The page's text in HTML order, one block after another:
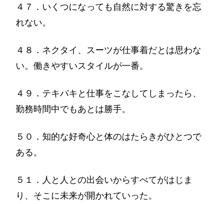
４７．いくつになっても自然に対する驚きを忘
れない。
４８．ネクタイ、スーツが仕事着だとは思わな
い。働きやすいスタイルが一番。
４９．テキパキと仕事をこなしてしまったら、
勤務時間中でもあとは勝手。
５０．知的な好奇心と体のはたらきがひとつで
ある。
５１．人と人との出会いからすべてがはじま
り、そこに未来が開かれていった。